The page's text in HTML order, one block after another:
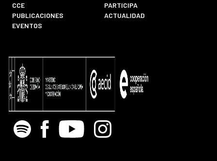
CCE
PARTICIPA
PUBLICACIONES
ACTUALIDAD
EVENTOS
Spotify Facebook
Youtube Instagram